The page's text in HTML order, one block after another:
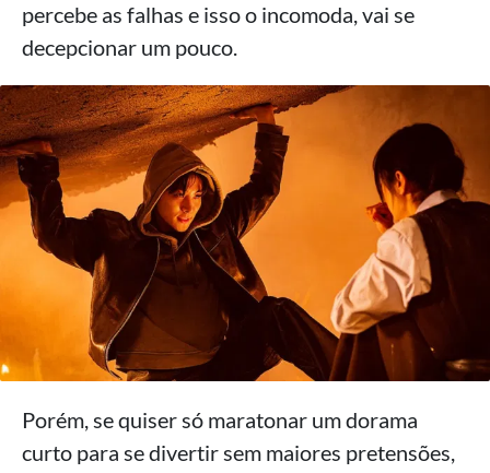
percebe as falhas e isso o incomoda, vai se
decepcionar um pouco.
Porém, se quiser só maratonar um dorama
curto para se divertir sem maiores pretensões,